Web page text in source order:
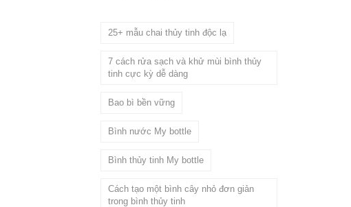
25+ mẫu chai thủy tinh độc lạ
7 cách rửa sạch và khử mùi bình thủy
tinh cực kỳ dễ dàng
Bao bì bền vững
Bình nước My bottle
Bình thủy tinh My bottle
Cách tạo một bình cây nhỏ đơn giản
trong bình thủy tinh